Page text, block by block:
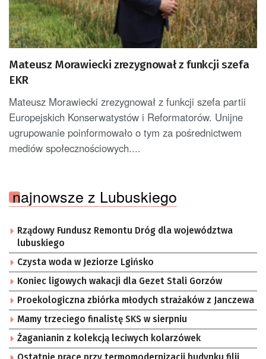
Mateusz Morawiecki zrezygnował z funkcji szefa
EKR
Mateusz Morawiecki zrezygnował z funkcji szefa partii
Europejskich Konserwatystów i Reformatorów. Unijne
ugrupowanie poinformowało o tym za pośrednictwem
mediów społecznościowych....
najnowsze z Lubuskiego
Rządowy Fundusz Remontu Dróg dla województwa
lubuskiego
Czysta woda w Jeziorze Lgińsko
Koniec ligowych wakacji dla Gezet Stali Gorzów
Proekologiczna zbiórka młodych strażaków z Janczewa
Mamy trzeciego finalistę SKS w sierpniu
Żaganianin z kolekcją leciwych kolarzówek